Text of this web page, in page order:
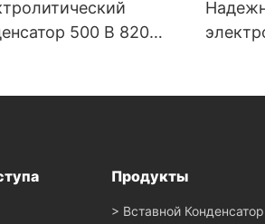
500 В 820
Продукты
> Вставной Конденсатор